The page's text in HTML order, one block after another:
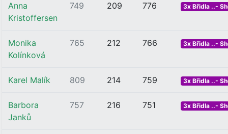
Anna
Kristoffersen
749 209 776 3x Břidla ..-
Monika
Kolínková
765 212 766 3x Břidla ..-
Karel Malík 809 214 759 3x Břidla ..-
Barbora
Janků
757 216 751 3x Břidla ..-